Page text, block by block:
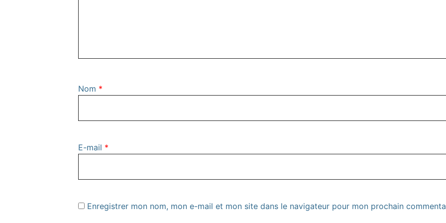
Nom *
E-mail *
Enregistrer mon nom, mon e-mail et mon site dans le navigateur pour mon prochain